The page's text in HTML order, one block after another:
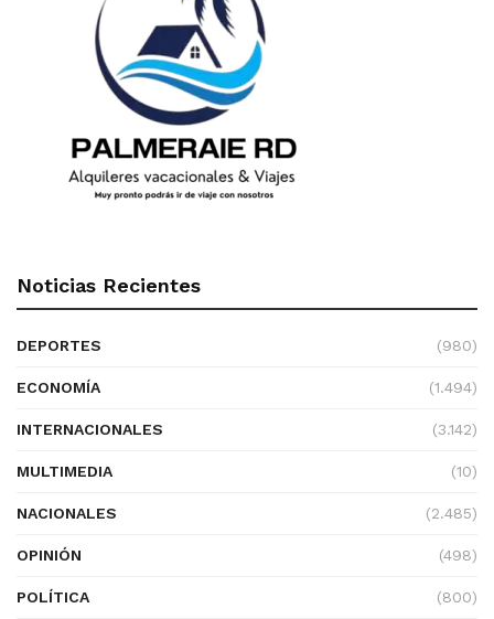
Noticias Recientes
DEPORTES (980)
ECONOMÍA (1.494)
INTERNACIONALES (3.142)
MULTIMEDIA (10)
NACIONALES (2.485)
OPINIÓN (498)
POLÍTICA (800)